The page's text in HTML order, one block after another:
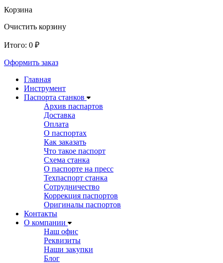
Корзина
Очистить корзину
Итого: 0 ₽
Оформить заказ
Главная
Инструмент
Паспорта станков
Архив паспартов
Доставка
Оплата
О паспортах
Как заказать
Что такое паспорт
Схема станка
О паспорте на пресс
Техпаспорт станка
Сотрудничество
Коррекция паспортов
Оригиналы паспортов
Контакты
О компании
Наш офис
Реквизиты
Наши закупки
Блог